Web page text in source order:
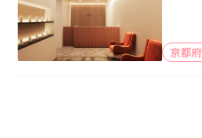
京都府